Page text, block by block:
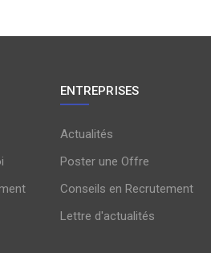
ENTREPRISES
Actualités
Poster une Offre
Conseils en Recrutement
Lettre d'actualités